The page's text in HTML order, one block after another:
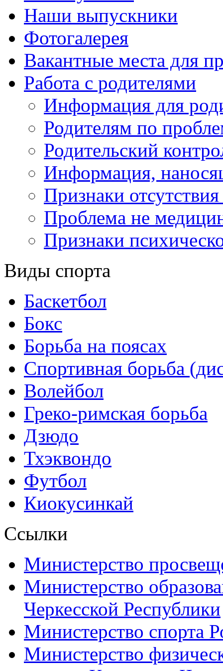
Наши выпускники
Фотогалерея
Вакантные места для
Работа с родителями
Информация для
Родителям по
Родительский
Информация,
Признаки
Проблема не
Признаки
Виды спорта
Баскетбол
Бокс
Борьба на поясах
Спортивная борьба
Волейбол
Греко-римская борьба
Дзюдо
Тхэквондо
Футбол
Киокусинкай
Ссылки
Министерство
Министерство
Черкесской Республики
Министерство спорта
Министерство